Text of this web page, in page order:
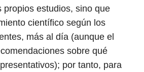
propios estudios, sino que
científico según los
más al día (aunque el
sobre qué
por tanto, para